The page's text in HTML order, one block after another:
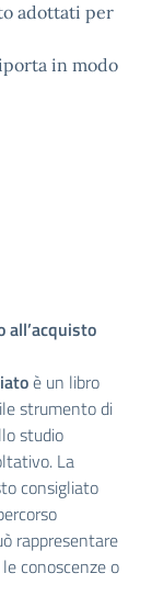
adottati per
in modo
all’acquisto
è un libro
strumento di
studio
La
consigliato
rappresentare
conoscenze o